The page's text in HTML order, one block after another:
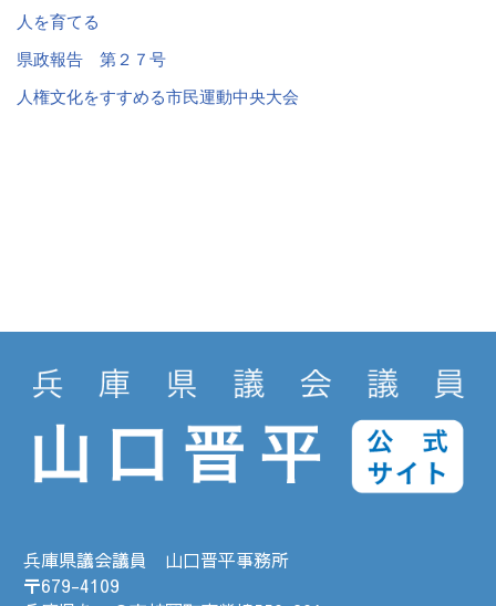
人を育てる
県政報告 第２７号
人権文化をすすめる市民運動中央大会
兵庫県議会議員 山口晋平事務所
〒679-4109